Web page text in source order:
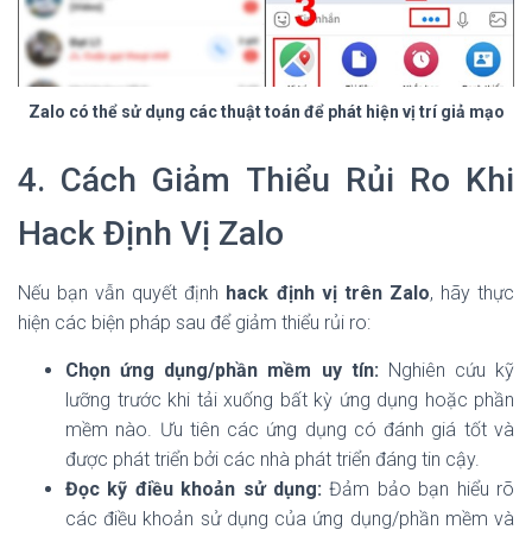
Zalo có thể sử dụng các thuật toán để phát hiện vị trí giả mạo
4. Cách Giảm Thiểu Rủi Ro Khi
Hack Định Vị Zalo
Nếu bạn vẫn quyết định hack định vị trên Zalo, hãy thực
hiện các biện pháp sau để giảm thiểu rủi ro:
Chọn ứng dụng/phần mềm uy tín: Nghiên cứu kỹ
lưỡng trước khi tải xuống bất kỳ ứng dụng hoặc phần
mềm nào. Ưu tiên các ứng dụng có đánh giá tốt và
được phát triển bởi các nhà phát triển đáng tin cậy.
Đọc kỹ điều khoản sử dụng: Đảm bảo bạn hiểu rõ
các điều khoản sử dụng của ứng dụng/phần mềm và